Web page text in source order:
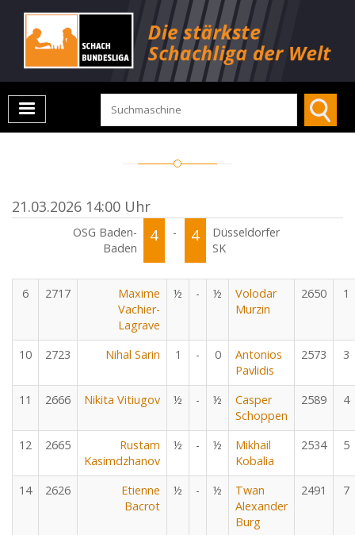
21.03.2026 14:00 Uhr
OSG Baden-
Baden
4 - 4
Düsseldorfer
SK
6 2717
Maxime
Vachier-
Lagrave
½ - ½
Volodar
Murzin
2650 1
10 2723 Nihal Sarin 1 - 0
Antonios
Pavlidis
2573 3
11 2666 Nikita Vitiugov ½ - ½
Casper
Schoppen
2589 4
12 2665
Rustam
Kasimdzhanov
½ - ½
Mikhail
Kobalia
2534 5
14 2626
Etienne
Bacrot
½ - ½
Twan
Alexander
Burg
2491 7